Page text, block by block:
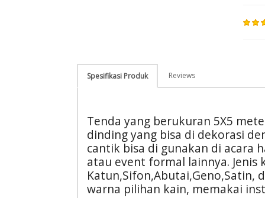
Spesifikasi Produk Reviews
Tenda yang berukuran 5X5
dinding yang bisa di dekorasi
cantik bisa di gunakan di acara
atau event formal lainnya. Jenis
Katun,Sifon,Abutai,Geno,Satin,
warna pilihan kain, memakai